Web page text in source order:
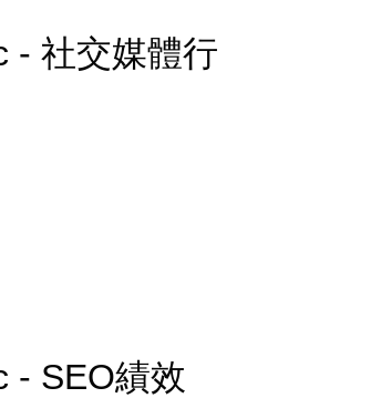
- 社交媒體行
- SEO績效